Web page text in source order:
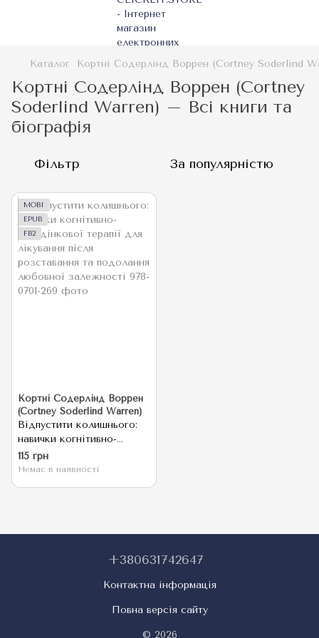
Каталог Кортні Содерлінд Воррен (Cortney Soderlind
Кортні Содерлінд Воррен (Cortney
Soderlind Warren) – Всі книги та
біографія
Фільтр За популярністю
MOBI
EPUB
FB2
Кортні Содерлінд Воррен
(Cortney Soderlind Warren)
Відпустити колишнього:
навички когнітивно-
поведінкової терапії для
лікування після
115 грн
Немає в наявності
+380631742647
Контактна інформація
Повна версія сайту
© 2026